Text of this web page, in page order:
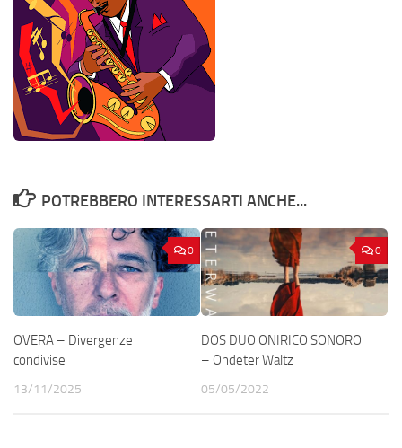
POTREBBERO INTERESSARTI ANCHE...
0
OVERA – Divergenze
condivise
13/11/2025
0
DOS DUO ONIRICO SONORO
– Ondeter Waltz
05/05/2022